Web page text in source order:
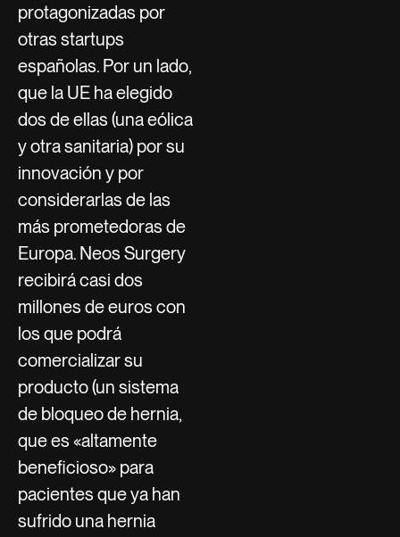
protagonizadas por
otras startups
españolas. Por un lado,
que la UE ha elegido
dos de ellas (una eólica
y otra sanitaria) por su
innovación y por
considerarlas de las
más prometedoras de
Europa. Neos Surgery
recibirá casi dos
millones de euros con
los que podrá
comercializar su
producto (un sistema
de bloqueo de hernia,
que es «altamente
beneficioso» para
pacientes que ya han
sufrido una hernia